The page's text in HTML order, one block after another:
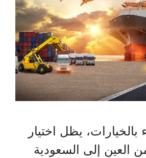
يظل اختيار
إلى السعودية